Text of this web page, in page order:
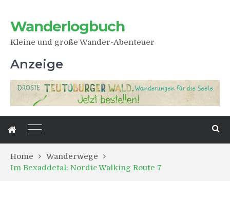
Wanderlogbuch
Kleine und große Wander-Abenteuer
Anzeige
Home
Wanderwege
Im Bexaddetal: Nordic Walking Route 7